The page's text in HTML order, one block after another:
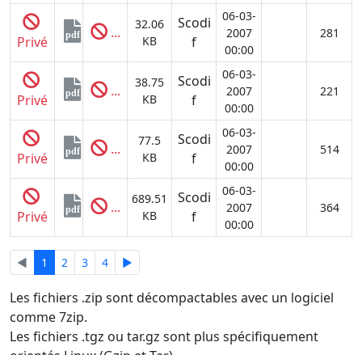
Privé pdf ...
32.06
KB
Scodi
f
06-03-
2007
00:00
281
Privé pdf ...
38.75
KB
Scodi
f
06-03-
2007
00:00
221
Privé pdf ...
77.5
KB
Scodi
f
06-03-
2007
00:00
514
Privé pdf ...
689.51
KB
Scodi
f
06-03-
2007
00:00
364
◄ 1 2 3 4 ►
Les fichiers .zip sont décompactables avec un logiciel
comme 7zip.
Les fichiers .tgz ou tar.gz sont plus spécifiquement